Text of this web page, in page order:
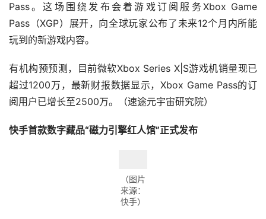
Pass。这场围绕发布会着游戏订阅服务Xbox Game
Pass（XGP）展开，向全球玩家公布了未来12个月内所能
玩到的新游戏内容。
有机构预预测，目前微软Xbox Series X|S游戏机销量现已
超过1200万，最新财报数据显示，Xbox Game Pass的订
阅用户已增长至2500万。（速途元宇宙研究院）
快手首款数字藏品“磁力引擎红人馆”正式发布